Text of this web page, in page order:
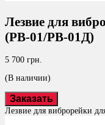
Лезвие для
(РВ-01/РВ-01Д)
5 700 грн.
(В наличии)
Заказать
Лезвие для виброрейки